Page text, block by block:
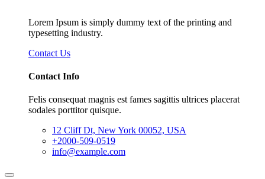
Lorem Ipsum is simply dummy text of the printing and
typesetting industry.
Contact Us
Contact Info
Felis consequat magnis est fames sagittis ultrices placerat
sodales porttitor quisque.
12 Cliff Dt, New York 00052, USA
+2000-509-0519
info@example.com